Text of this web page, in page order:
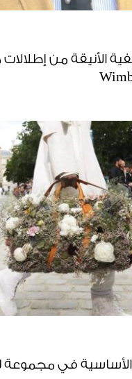
الأنيقة من
الأساسية في مجموعة